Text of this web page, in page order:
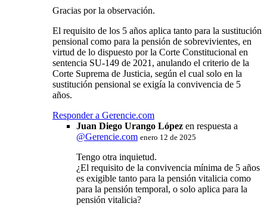
Gracias por la observación.
El requisito de los 5 años aplica tanto para la sustitución
pensional como para la pensión de sobrevivientes, en
virtud de lo dispuesto por la Corte Constitucional en
sentencia SU-149 de 2021, anulando el criterio de la
Corte Suprema de Justicia, según el cual solo en la
sustitución pensional se exigía la convivencia de 5
años.
Responder a Gerencie.com
Juan Diego Urango López en respuesta a
@Gerencie.com enero 12 de 2025
Tengo otra inquietud.
¿El requisito de la convivencia mínima de 5 años
es exigible tanto para la pensión vitalicia como
para la pensión temporal, o solo aplica para la
pensión vitalicia?